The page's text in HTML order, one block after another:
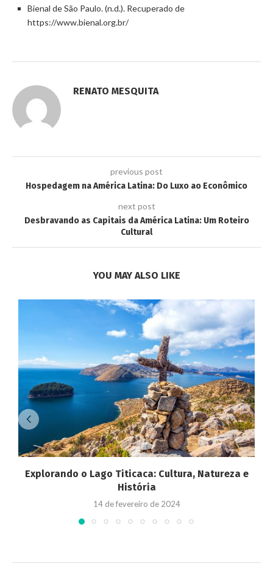
Bienal de São Paulo. (n.d.). Recuperado de
https://www.bienal.org.br/
RENATO MESQUITA
previous post
Hospedagem na América Latina: Do Luxo ao Econômico
next post
Desbravando as Capitais da América Latina: Um Roteiro
Cultural
YOU MAY ALSO LIKE
Explorando o Lago Titicaca: Cultura, Natureza e
História
14 de fevereiro de 2024